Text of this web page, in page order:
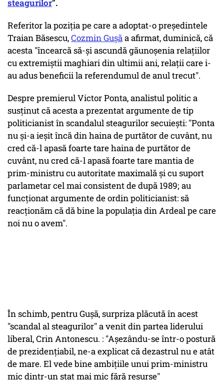
steagurilor".
Referitor la poziția pe care a adoptat-o președintele
Traian Băsescu,Cozmin Gușăa afirmat, duminică, că
acesta "încearcă să-și ascundă găunoșenia relațiilor
cu extremiștii maghiari din ultimii ani, relații care i-
au adus beneficii la referendumul de anul trecut".
Despre premierul Victor Ponta, analistul politic a
susținut că acesta a prezentat argumente de tip
politicianist în scandalul steagurilor secuiești: "Ponta
nu și-a ieșit încă din haina de purtător de cuvânt, nu
cred că-l apasă foarte tare haina de purtător de
cuvânt, nu cred că-l apasă foarte tare mantia de
prim-ministru cu autoritate maximală și cu suport
parlametar cel mai consistent de după 1989; au
funcționat argumente de ordin politicianist: să
reacționăm că dă bine la populația din Ardeal pe care
noi nu o avem".
În schimb, pentru Gușă, surpriza plăcută în acest
"scandal al steagurilor" a venit din partea liderului
liberal, Crin Antonescu. : "Așezându-se într-o postură
de prezidențiabil, ne-a explicat că dezastrul nu e atât
de mare. El vede bine ambițiile unui prim-ministru
mic dintr-un stat mai mic fără resurse"